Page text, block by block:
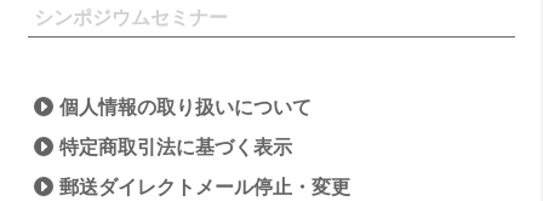
シンポジウムセミナー
個人情報の取り扱いについて
特定商取引法に基づく表示
郵送ダイレクトメール停止・変更